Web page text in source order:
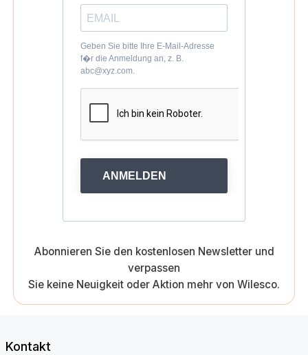
Geben Sie bitte Ihre E-Mail-Adresse
f�r die Anmeldung an, z. B.
abc@xyz.com.
ANMELDEN
Abonnieren Sie den kostenlosen Newsletter und
verpassen
Sie keine Neuigkeit oder Aktion mehr von Wilesco.
Kontakt